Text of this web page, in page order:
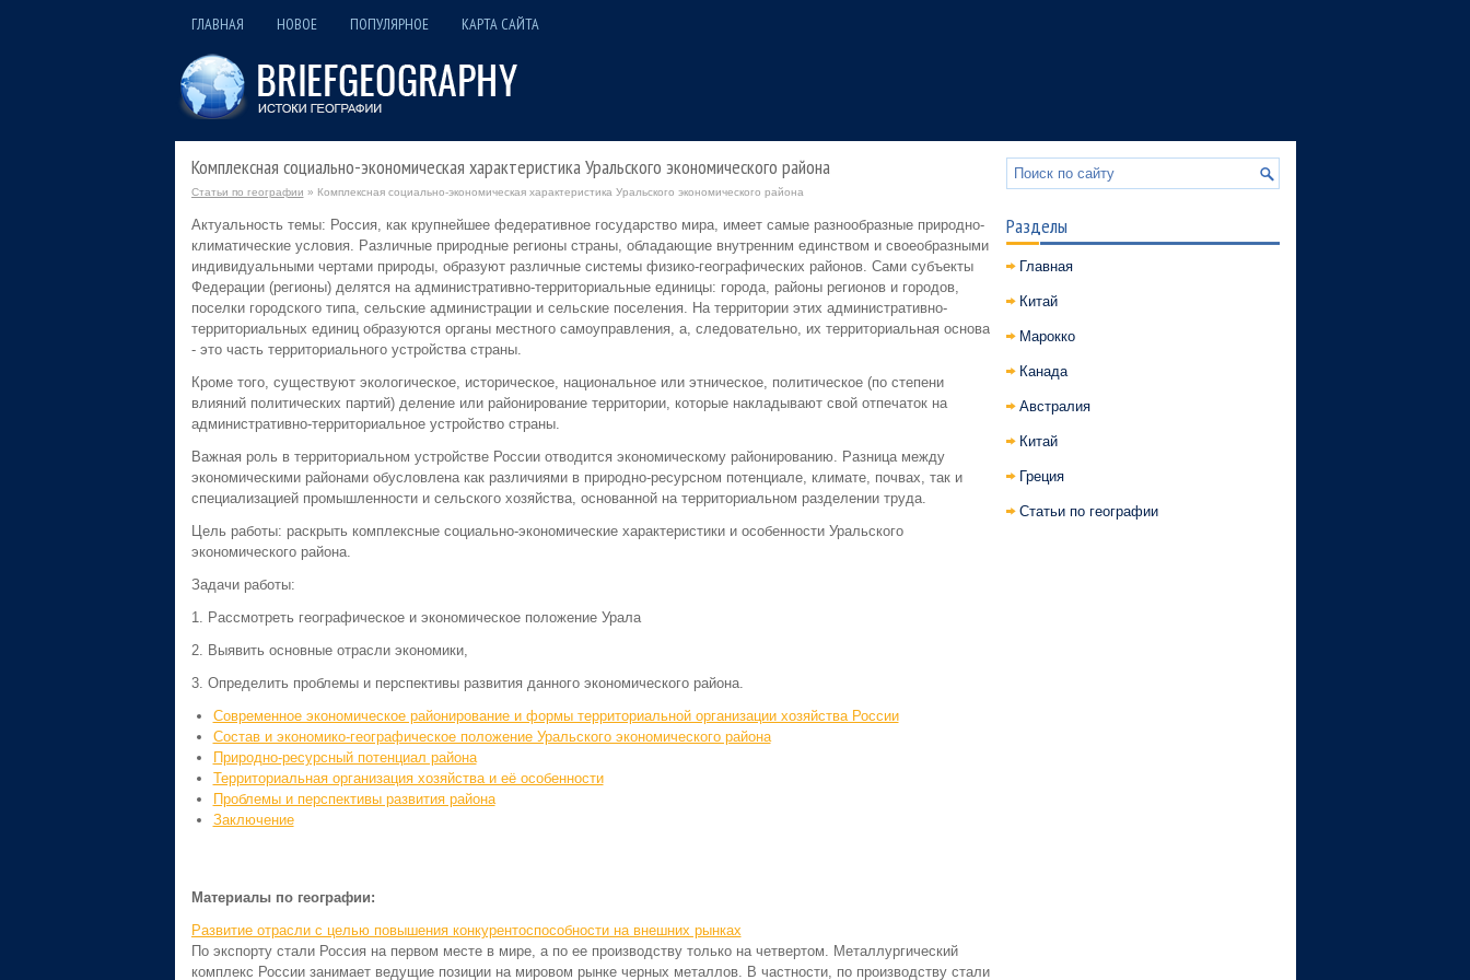
ГЛАВНАЯ НОВОЕ ПОПУЛЯРНОЕ КАРТА САЙТА
Комплексная социально-экономическая характеристика Уральского экономического района
Статьи по географии » Комплексная социально-экономическая характеристика Уральского экономического района
Актуальность темы: Россия, как крупнейшее федеративное государство мира, имеет самые разнообразные природно-
климатические условия. Различные природные регионы страны, обладающие внутренним единством и своеобразными
индивидуальными чертами природы, образуют различные системы физико-географических районов. Сами субъекты
Федерации (регионы) делятся на административно-территориальные единицы: города, районы регионов и городов,
поселки городского типа, сельские администрации и сельские поселения. На территории этих административно-
территориальных единиц образуются органы местного самоуправления, а, следовательно, их территориальная основа
- это часть территориального устройства страны.
Кроме того, существуют экологическое, историческое, национальное или этническое, политическое (по степени
влияний политических партий) деление или районирование территории, которые накладывают свой отпечаток на
административно-территориальное устройство страны.
Важная роль в территориальном устройстве России отводится экономическому районированию. Разница между
экономическими районами обусловлена как различиями в природно-ресурсном потенциале, климате, почвах, так и
специализацией промышленности и сельского хозяйства, основанной на территориальном разделении труда.
Цель работы: раскрыть комплексные социально-экономические характеристики и особенности Уральского
экономического района.
Задачи работы:
1. Рассмотреть географическое и экономическое положение Урала
2. Выявить основные отрасли экономики,
3. Определить проблемы и перспективы развития данного экономического района.
Современное экономическое районирование и формы территориальной организации хозяйства России
Состав и экономико-географическое положение Уральского экономического района
Природно-ресурсный потенциал района
Территориальная организация хозяйства и её особенности
Проблемы и перспективы развития района
Заключение
Материалы по географии:
Развитие отрасли с целью повышения конкурентоспособности на внешних рынках
По экспорту стали Россия на первом месте в мире, а по ее производству только на четвертом. Металлургический
комплекс России занимает ведущие позиции на мировом рынке черных металлов. В частности, по производству стали
Разделы
Главная
Китай
Марокко
Канада
Австралия
Китай
Греция
Статьи по географии